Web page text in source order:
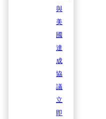
與
美
國
達
成
協
議
立
即